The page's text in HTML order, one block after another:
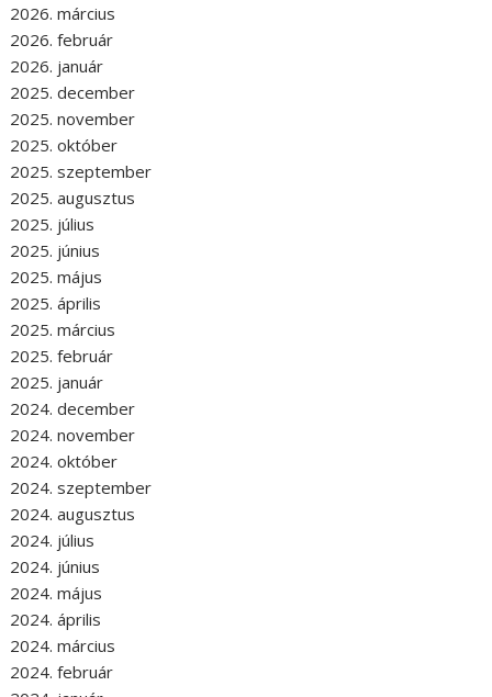
2026. március
2026. február
2026. január
2025. december
2025. november
2025. október
2025. szeptember
2025. augusztus
2025. július
2025. június
2025. május
2025. április
2025. március
2025. február
2025. január
2024. december
2024. november
2024. október
2024. szeptember
2024. augusztus
2024. július
2024. június
2024. május
2024. április
2024. március
2024. február